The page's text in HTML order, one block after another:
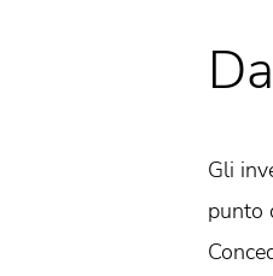
Gli
punto